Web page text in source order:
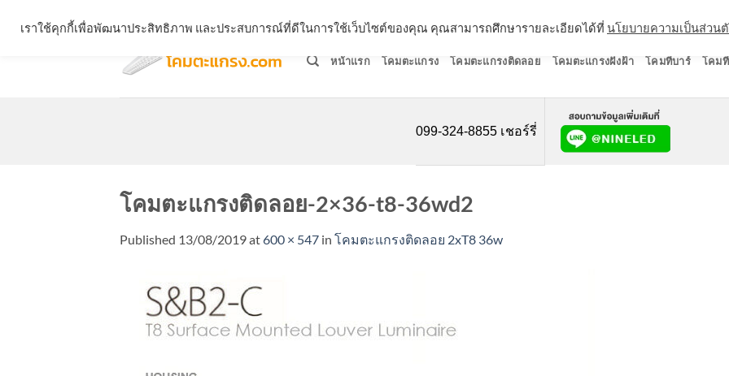
หน้าแรก โคมตะแกรง โคมตะแกรงติดลอย โคมตะแกรงฝังฝ้า โคมทีบาร์ โคม
099-324-8855 เชอร์รี่
โคมตะแกรงติดลอย-2×36-t8-36wd2
Published 13/08/2019at600 × 547 in โคมตะแกรงติดลอย 2xT8 36w
เราใช้คุกกี้เพื่อพัฒนาประสิทธิภาพ และประสบการณ์ที่ดีในการใช้เว็บไซต์ของคุณ คุณสามารถศึกษารายละเอียดได้ที่ นโยบายความเป็นส่วน